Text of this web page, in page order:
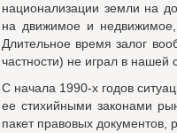
национализации земли на
на движимое и
Длительное время залог
частности) не играл в нашей
С начала 1990-х годов
ее стихийными законами
пакет правовых документов,